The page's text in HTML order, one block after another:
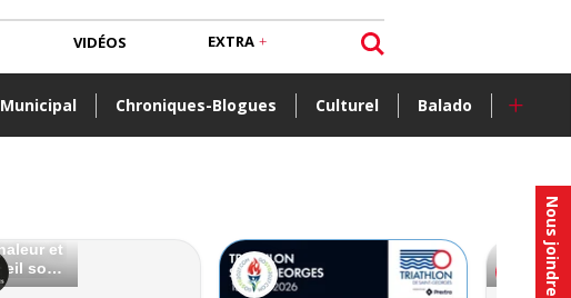
Nous joindre
Municipal Chroniques-Blogues Culturel Balado +
VIDÉOS EXTRA